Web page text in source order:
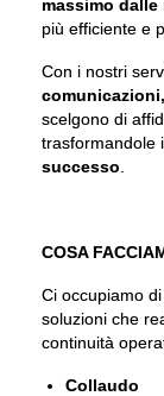
massimo
più efficiente e
Con i nostri
scelgono di
trasformandole
successo
COSA
Ci occupiamo
soluzioni che
continuità
Collaudo